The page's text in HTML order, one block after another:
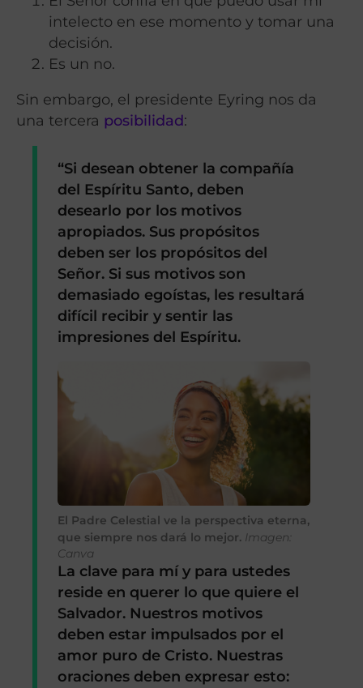
intelecto en ese momento y tomar una
decisión.
Es un no.
Sin embargo, el presidente Eyring nos da
una tercera posibilidad:
“Si desean obtener la compañía
del Espíritu Santo, deben
desearlo por los motivos
apropiados. Sus propósitos
deben ser los propósitos del
Señor. Si sus motivos son
demasiado egoístas, les resultará
difícil recibir y sentir las
impresiones del Espíritu.
El Padre Celestial ve la perspectiva eterna,
que siempre nos dará lo mejor. Imagen:
Canva
La clave para mí y para ustedes
reside en querer lo que quiere el
Salvador. Nuestros motivos
deben estar impulsados por el
amor puro de Cristo. Nuestras
oraciones deben expresar esto: